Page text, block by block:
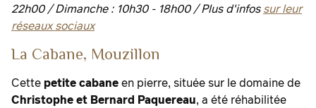
22h00 /Dimanche : 10h30 - 18h00 / Plus d'infossur leur
réseaux sociaux
La Cabane, Mouzillon
Cette petite cabaneen pierre, située sur le domaine de
Christophe et Bernard Paquereau, a été réhabilitée